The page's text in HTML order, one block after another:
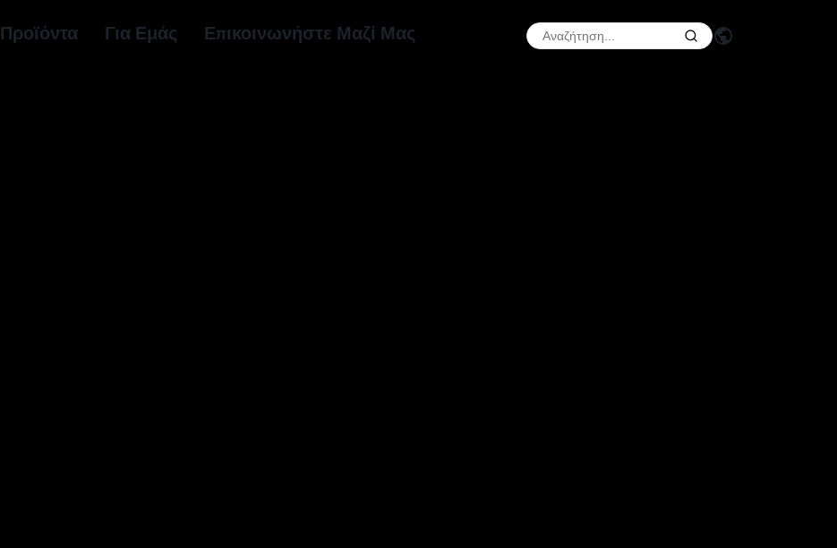
Προϊόντα Για Εμάς Επικοινωνήστε Μαζί Μας